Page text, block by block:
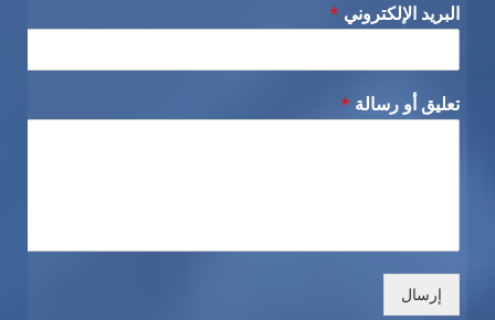
البريد الإلكتروني *
تعليق أو رسالة *
إرسال